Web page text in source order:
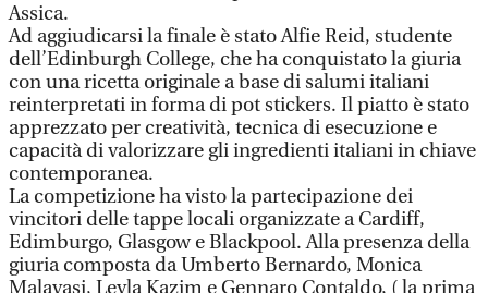
Assica.
Ad aggiudicarsi la finale è stato Alfie Reid, studente
dell’Edinburgh College, che ha conquistato la giuria
con una ricetta originale a base di salumi italiani
reinterpretati in forma di pot stickers. Il piatto è stato
apprezzato per creatività, tecnica di esecuzione e
capacità di valorizzare gli ingredienti italiani in chiave
contemporanea.
La competizione ha visto la partecipazione dei
vincitori delle tappe locali organizzate a Cardiff,
Edimburgo, Glasgow e Blackpool. Alla presenza della
giuria composta da Umberto Bernardo, Monica
Malavasi, Leyla Kazim e Gennaro Contaldo, ( la prima